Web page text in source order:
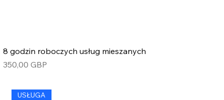
8 godzin roboczych usług mieszanych
Cena
350,00 GBP
USŁUGA